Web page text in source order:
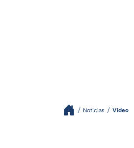
Noticias Video